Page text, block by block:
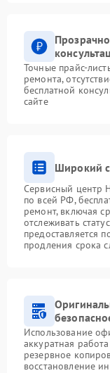
Точные прайс-
ремонта,
бесплатной
сайте
Широкий
Сервисный центр
по всей РФ,
ремонт, включая
отслеживать
предоставляется
продления срока
Использование
аккуратная
резервное
восстановление